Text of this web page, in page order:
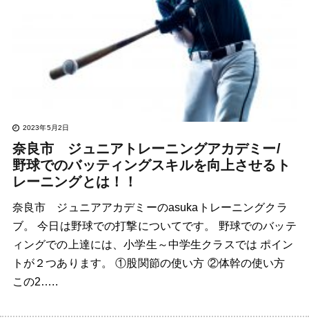
2023年5月2日
奈良市 ジュニアトレーニングアカデミー/
野球でのバッティングスキルを向上させるト
レーニングとは！！
奈良市 ジュニアアカデミーのasukaトレーニングクラ
ブ。 今日は野球での打撃についてです。 野球でのバッテ
ィングでの上達には、小学生～中学生クラスでは ポイン
トが２つあります。 ①股関節の使い方 ②体幹の使い方
この2…..